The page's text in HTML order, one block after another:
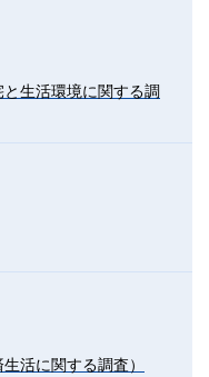
生活環境に関する調
活に関する調査）